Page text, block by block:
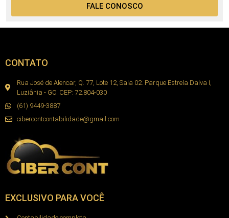
FALE CONOSCO
CONTATO
Rua José de Alencar, Q. 77, Lote 12, Sala 02. Parque Estrela Dalva I,
Luziânia - GO. CEP: 72.804-030
(61) 9449-3887
cibercontcontabilidade@gmail.com
EXCLUSIVO PARA VOCÊ